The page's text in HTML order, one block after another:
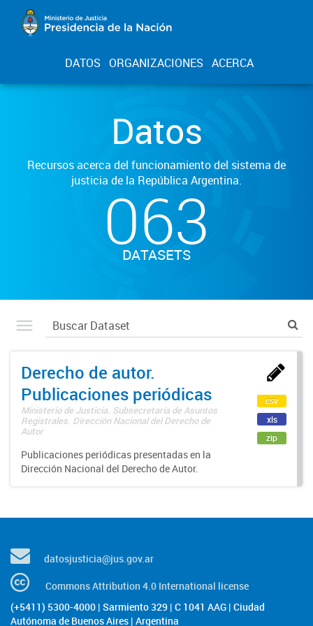
DATOS ORGANIZACIONES ACERCA
Datos
Recursos acerca del funcionamiento del sistema de
justicia de la República Argentina.
063
DATASETS
Derecho de autor.
Publicaciones periódicas
Ministerio de Justicia. Subsecretaría de Asuntos
Registrales. Dirección Nacional del Derecho de
Autor
Publicaciones periódicas presentadas en la
Dirección Nacional del Derecho de Autor.
csv
xls
zip
datosjusticia@jus.gov.ar
Commons Attribution 4.0 International license
(+5411) 5300-4000 | Sarmiento 329 | C 1041 AAG | Ciudad
Autónoma de Buenos Aires | Argentina